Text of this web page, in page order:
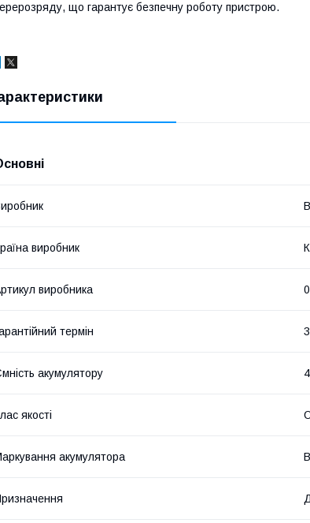
що гарантує безпечну роботу пристрою.
виробник
виробника
термін
акумулятору
якості
акумулятора